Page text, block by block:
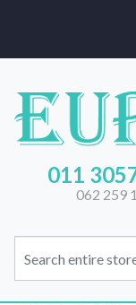
011
062 259